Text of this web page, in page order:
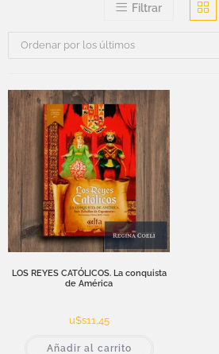
Filtrar
Ordenar por los últimos
LOS REYES CATÓLICOS. La conquista
de América
u$s11,45
Añadir al carrito